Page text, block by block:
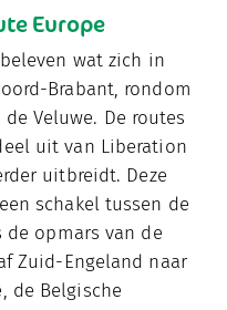
Europe
wat zich in
Brabant, rondom
Veluwe. De routes
uit van Liberation
uitbreidt. Deze
schakel tussen de
de opmars van de
Zuid-Engeland naar
de Belgische